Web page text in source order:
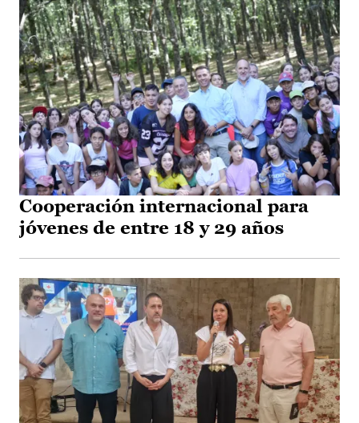
Cooperación internacional para
jóvenes de entre 18 y 29 años